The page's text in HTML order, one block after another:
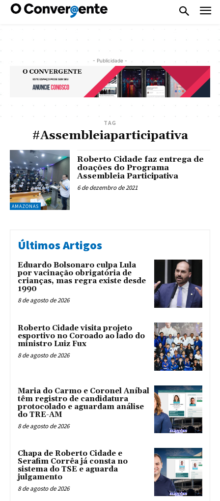
- Publicidade -
TAG
#Assembleiaparticipativa
AMAZONAS
Roberto Cidade faz entrega de
doações do Programa
Assembleia Participativa
6 de dezembro de 2021
Últimos Artigos
Eduardo Bolsonaro culpa Lula
por vacinação obrigatória de
crianças, mas regra existe desde
1990
8 de agosto de 2026
Roberto Cidade visita projeto
esportivo no Coroado ao lado do
ministro Luiz Fux
8 de agosto de 2026
Maria do Carmo e Coronel Aníbal
têm registro de candidatura
protocolado e aguardam análise
do TRE-AM
8 de agosto de 2026
Chapa de Roberto Cidade e
Serafim Corrêa já consta no
sistema do TSE e aguarda
julgamento
8 de agosto de 2026